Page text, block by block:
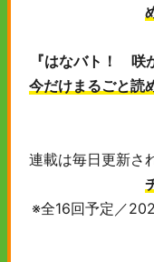
『はなバト！ 咲
今だけまるごと読
連載は毎日更新さ
※全16回予定／